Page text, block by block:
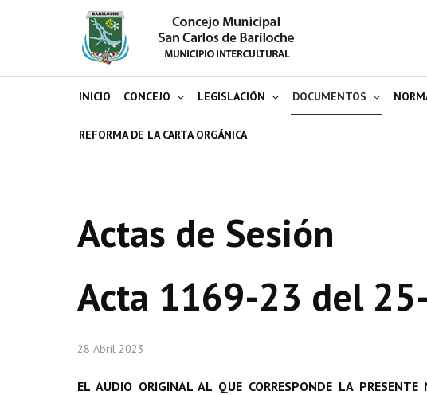
INICIO CONCEJO LEGISLACIÓN DOCUMENTOS
REFORMA DE LA CARTA ORGÁNICA
Actas de Sesión
Acta 1169-23 del
28 Abril 2023
EL AUDIO ORIGINAL AL QUE CORRESPONDE LA